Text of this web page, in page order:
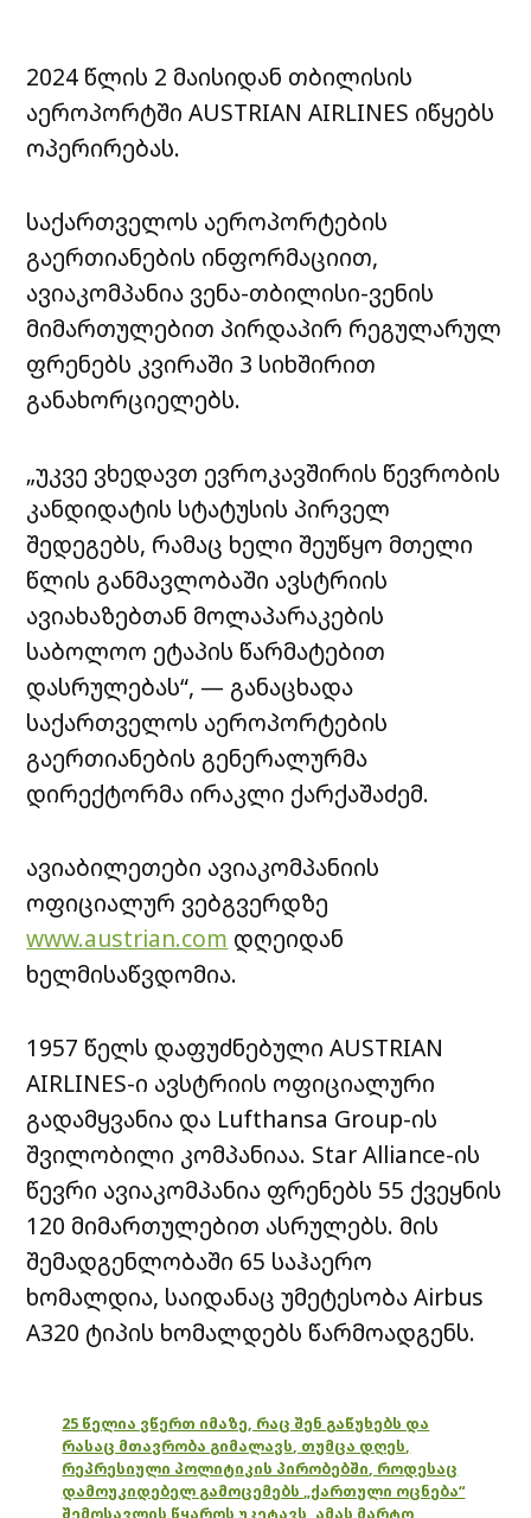
2024 წლის 2 მაისიდან თბილისის
აეროპორტში AUSTRIAN AIRLINES იწყებს
ოპერირებას.
საქართველოს აეროპორტების
გაერთიანების ინფორმაციით,
ავიაკომპანია ვენა-თბილისი-ვენის
მიმართულებით პირდაპირ რეგულარულ
ფრენებს კვირაში 3 სიხშირით
განახორციელებს.
„უკვე ვხედავთ ევროკავშირის წევრობის
კანდიდატის სტატუსის პირველ
შედეგებს, რამაც ხელი შეუწყო მთელი
წლის განმავლობაში ავსტრიის
ავიახაზებთან მოლაპარაკების
საბოლოო ეტაპის წარმატებით
დასრულებას“, — განაცხადა
საქართველოს აეროპორტების
გაერთიანების გენერალურმა
დირექტორმა ირაკლი ქარქაშაძემ.
ავიაბილეთები ავიაკომპანიის
ოფიციალურ ვებგვერდზე
www.austrian.com დღეიდან
ხელმისაწვდომია.
1957 წელს დაფუძნებული AUSTRIAN
AIRLINES-ი ავსტრიის ოფიციალური
გადამყვანია და Lufthansa Group-ის
შვილობილი კომპანიაა. Star Alliance-ის
წევრი ავიაკომპანია ფრენებს 55 ქვეყნის
120 მიმართულებით ასრულებს. მის
შემადგენლობაში 65 საჰაერო
ხომალდია, საიდანაც უმეტესობა Airbus
A320 ტიპის ხომალდებს წარმოადგენს.
25 წელია ვწერთ იმაზე, რაც შენ გაწუხებს და
რასაც მთავრობა გიმალავს, თუმცა დღეს,
რეპრესიული პოლიტიკის პირობებში, როდესაც
დამოუკიდებელ გამოცემებს „ქართული ოცნება“